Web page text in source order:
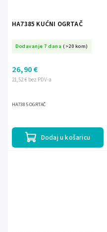
HA7385 KUĆNI OGRTAČ
Dodavanje 7 dana (>20 kom)
21,52 € bez PDV-a
26,90 €
Dodaj u košaricu
HA7385 OGRTAČ